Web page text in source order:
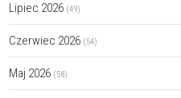
Lipiec 2026 (49)
Czerwiec 2026 (54)
Maj 2026 (58)